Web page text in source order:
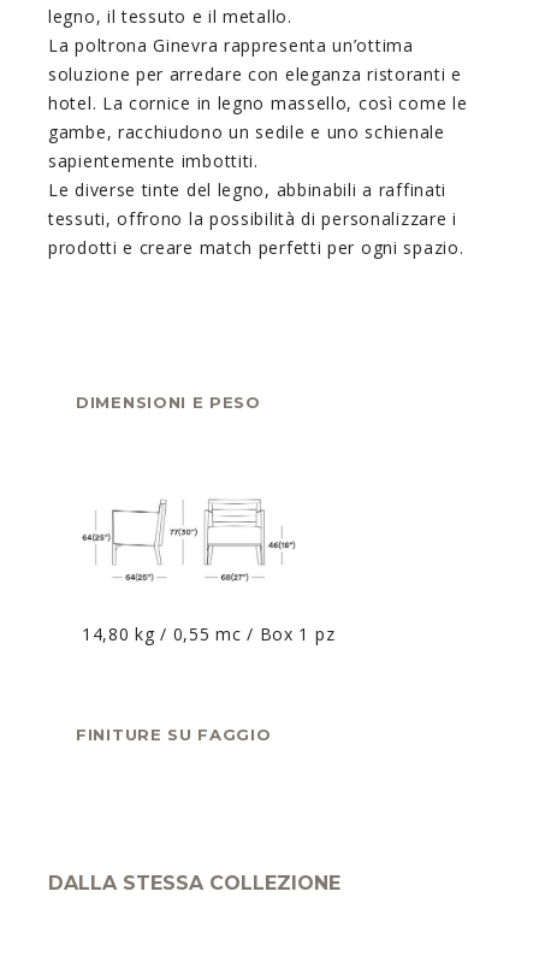
legno, il tessuto e il metallo.
La poltrona Ginevra rappresenta un’ottima
soluzione per arredare con eleganza ristoranti e
hotel. La cornice in legno massello, così come le
gambe, racchiudono un sedile e uno schienale
sapientemente imbottiti.
Le diverse tinte del legno, abbinabili a raffinati
tessuti, offrono la possibilità di personalizzare i
prodotti e creare match perfetti per ogni spazio.
DIMENSIONI E PESO
14,80 kg / 0,55 mc / Box 1 pz
FINITURE SU FAGGIO
DALLA STESSA COLLEZIONE